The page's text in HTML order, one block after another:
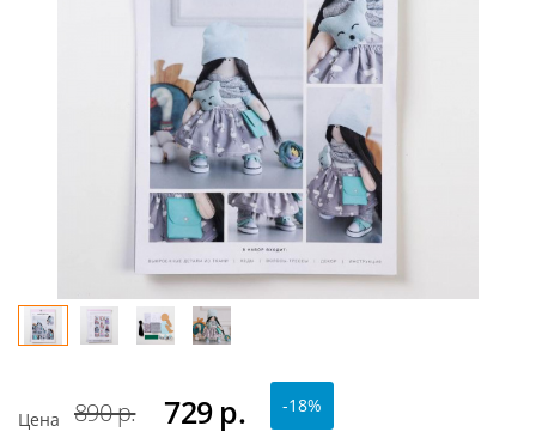
Цена 890 р. 729 р. -18%